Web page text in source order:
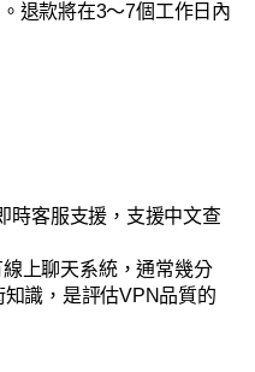
退款將在3～7個工作日內
時客服支援，支援中文查
上聊天系統，通常幾分
識，是評估VPN品質的